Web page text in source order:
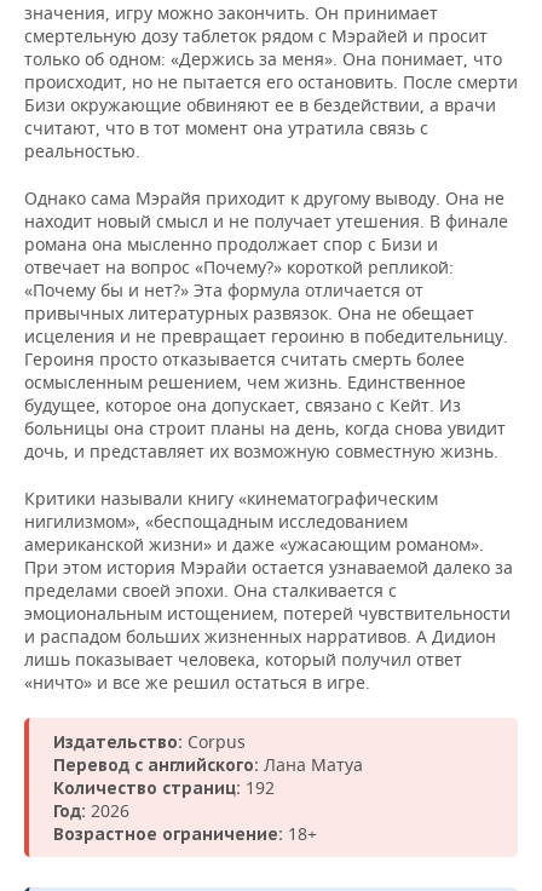
значения, игру можно закончить. Он принимает
смертельную дозу таблеток рядом с Мэрайей и просит
только об одном: «Держись за меня». Она понимает, что
происходит, но не пытается его остановить. После смерти
Бизи окружающие обвиняют ее в бездействии, а врачи
считают, что в тот момент она утратила связь с
реальностью.
Однако сама Мэрайя приходит к другому выводу. Она не
находит новый смысл и не получает утешения. В финале
романа она мысленно продолжает спор с Бизи и
отвечает на вопрос «Почему?» короткой репликой:
«Почему бы и нет?» Эта формула отличается от
привычных литературных развязок. Она не обещает
исцеления и не превращает героиню в победительницу.
Героиня просто отказывается считать смерть более
осмысленным решением, чем жизнь. Единственное
будущее, которое она допускает, связано с Кейт. Из
больницы она строит планы на день, когда снова увидит
дочь, и представляет их возможную совместную жизнь.
Критики называли книгу «кинематографическим
нигилизмом», «беспощадным исследованием
американской жизни» и даже «ужасающим романом».
При этом история Мэрайи остается узнаваемой далеко за
пределами своей эпохи. Она сталкивается с
эмоциональным истощением, потерей чувствительности
и распадом больших жизненных нарративов. А Дидион
лишь показывает человека, который получил ответ
«ничто» и все же решил остаться в игре.
Издательство: Corpus
Перевод с английского: Лана Матуа
Количество страниц: 192
Год: 2026
Возрастное ограничение: 18+